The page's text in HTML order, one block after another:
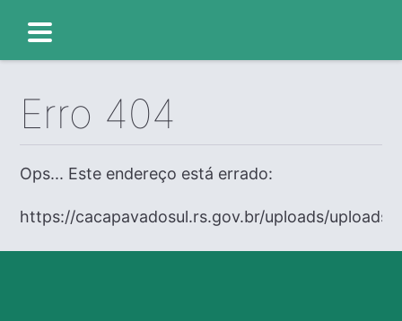
Erro 404
Ops... Este endereço está errado:
https://cacapavadosul.rs.gov.br/uploads/uploads/